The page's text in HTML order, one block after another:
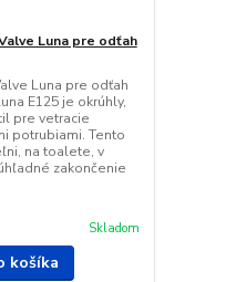
Luna pre odťah
Luna pre odťah
E125 je okrúhly,
pre vetracie
potrubiami. Tento
na toalete, v
zakončenie
Skladom
košíka